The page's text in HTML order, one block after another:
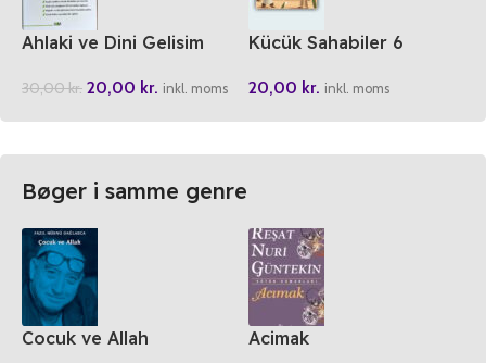
Ahlaki ve Dini Gelisim
30,00kr. 20,00 kr. inkl. moms
Kücük Sahabiler 6
20,00 kr. inkl. moms
Bøger i samme genre
Cocuk ve Allah Acimak